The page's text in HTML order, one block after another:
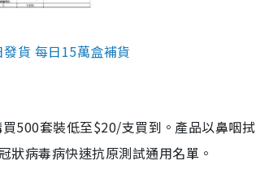
貨 每日15萬盒補貨
500套裝低至$20/支買到。產品以鼻咽
病毒病快速抗原測試通用名單。